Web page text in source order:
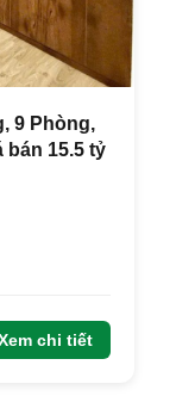
9 Phòng,
bán 15.5 tỷ
chi tiết